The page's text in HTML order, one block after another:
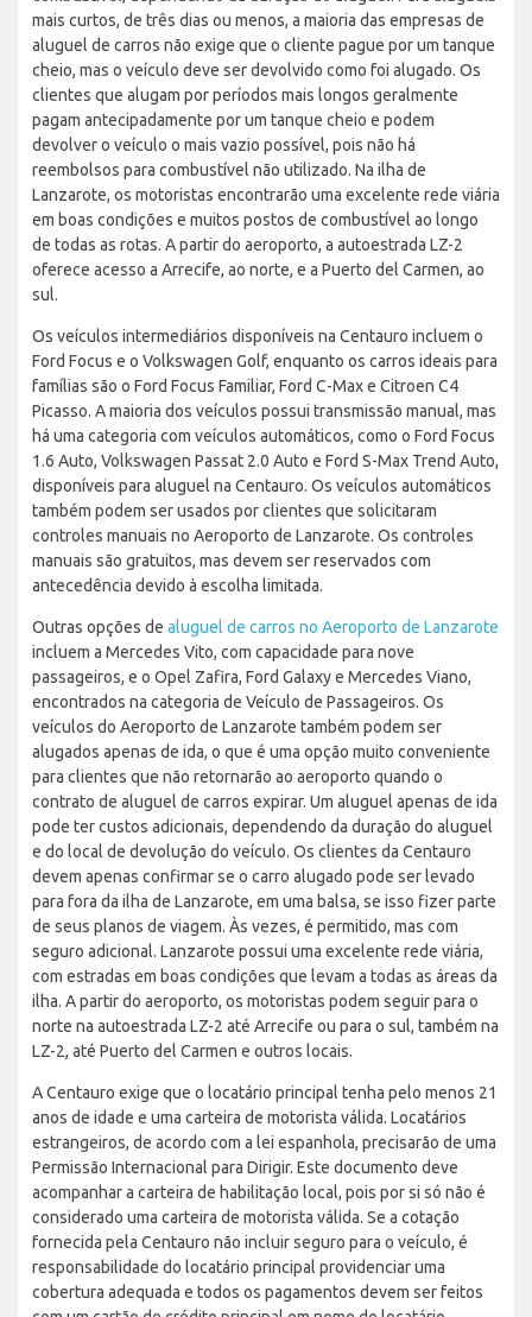
mais curtos, de três dias ou menos, a maioria das empresas de
aluguel de carros não exige que o cliente pague por um tanque
cheio, mas o veículo deve ser devolvido como foi alugado. Os
clientes que alugam por períodos mais longos geralmente
pagam antecipadamente por um tanque cheio e podem
devolver o veículo o mais vazio possível, pois não há
reembolsos para combustível não utilizado. Na ilha de
Lanzarote, os motoristas encontrarão uma excelente rede viária
em boas condições e muitos postos de combustível ao longo
de todas as rotas. A partir do aeroporto, a autoestrada LZ-2
oferece acesso a Arrecife, ao norte, e a Puerto del Carmen, ao
sul.
Os veículos intermediários disponíveis na Centauro incluem o
Ford Focus e o Volkswagen Golf, enquanto os carros ideais para
famílias são o Ford Focus Familiar, Ford C-Max e Citroen C4
Picasso. A maioria dos veículos possui transmissão manual, mas
há uma categoria com veículos automáticos, como o Ford Focus
1.6 Auto, Volkswagen Passat 2.0 Auto e Ford S-Max Trend Auto,
disponíveis para aluguel na Centauro. Os veículos automáticos
também podem ser usados por clientes que solicitaram
controles manuais no Aeroporto de Lanzarote. Os controles
manuais são gratuitos, mas devem ser reservados com
antecedência devido à escolha limitada.
Outras opções de aluguel de carros no Aeroporto de Lanzarote
incluem a Mercedes Vito, com capacidade para nove
passageiros, e o Opel Zafira, Ford Galaxy e Mercedes Viano,
encontrados na categoria de Veículo de Passageiros. Os
veículos do Aeroporto de Lanzarote também podem ser
alugados apenas de ida, o que é uma opção muito conveniente
para clientes que não retornarão ao aeroporto quando o
contrato de aluguel de carros expirar. Um aluguel apenas de ida
pode ter custos adicionais, dependendo da duração do aluguel
e do local de devolução do veículo. Os clientes da Centauro
devem apenas confirmar se o carro alugado pode ser levado
para fora da ilha de Lanzarote, em uma balsa, se isso fizer parte
de seus planos de viagem. Às vezes, é permitido, mas com
seguro adicional. Lanzarote possui uma excelente rede viária,
com estradas em boas condições que levam a todas as áreas da
ilha. A partir do aeroporto, os motoristas podem seguir para o
norte na autoestrada LZ-2 até Arrecife ou para o sul, também na
LZ-2, até Puerto del Carmen e outros locais.
A Centauro exige que o locatário principal tenha pelo menos 21
anos de idade e uma carteira de motorista válida. Locatários
estrangeiros, de acordo com a lei espanhola, precisarão de uma
Permissão Internacional para Dirigir. Este documento deve
acompanhar a carteira de habilitação local, pois por si só não é
considerado uma carteira de motorista válida. Se a cotação
fornecida pela Centauro não incluir seguro para o veículo, é
responsabilidade do locatário principal providenciar uma
cobertura adequada e todos os pagamentos devem ser feitos